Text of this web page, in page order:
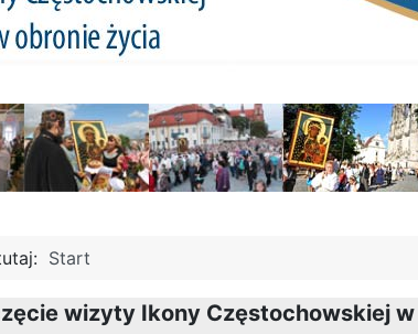
Start
wizyty Ikony Częstochowskiej